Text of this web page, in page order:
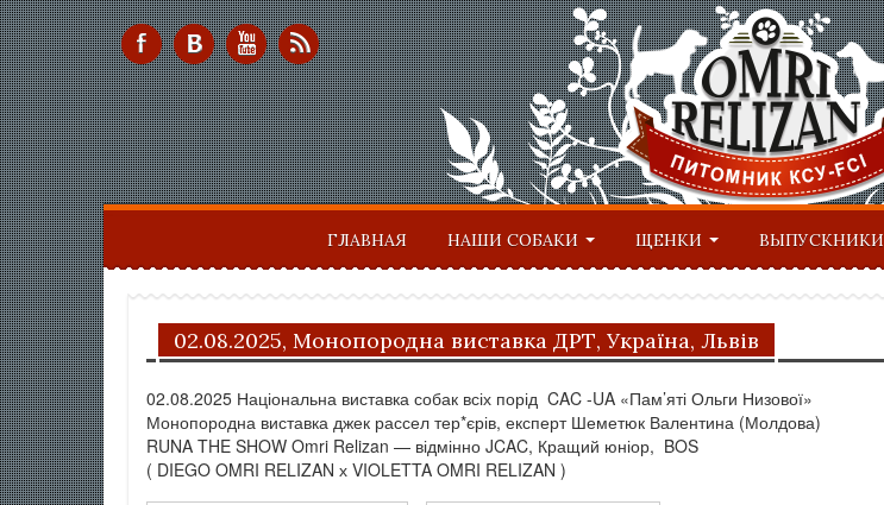
ГЛАВНАЯ НАШИ СОБАКИ ЩЕНКИ ВЫПУСКНИКИ
02.08.2025, Монопородна виставка ДРТ, Україна, Львів
02.08.2025 Національна виставка собак всіх порід CAC -UA «Пам’яті Ольги Низової»
Монопородна виставка джек рассел тер*єрів, експерт Шеметюк Валентина (Молдова)
RUNA THE SHOW Omri Relizan — відмінно JCAC, Кращий юніор, BOS
( DIEGO OMRI RELIZAN х VIOLETTA OMRI RELIZAN )